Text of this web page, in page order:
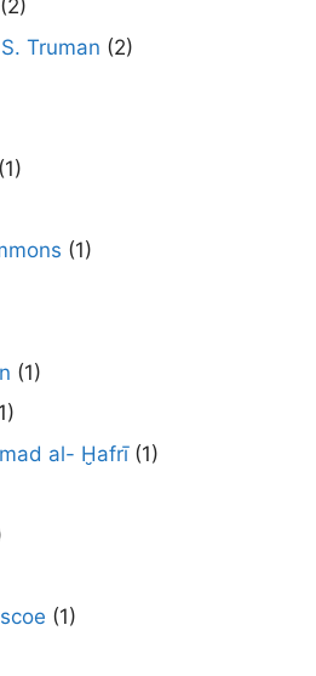
(2)
Truman (2)
(1)
(1)
(1)
al- Ḫafrī(1)
(1)